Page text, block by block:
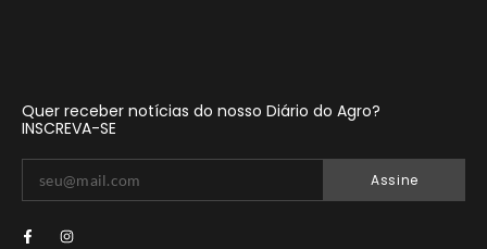
Quer receber notícias do nosso Diário do Agro?
INSCREVA-SE
Assine